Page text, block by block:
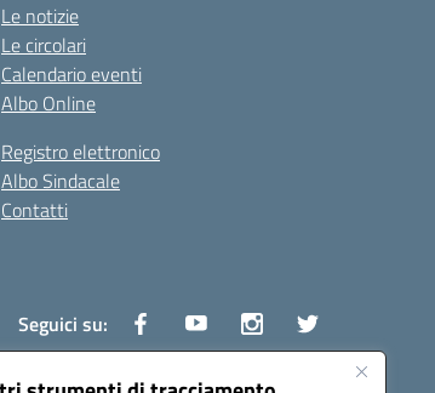
Le notizie
Le circolari
Calendario eventi
Albo Online
Registro elettronico
Albo Sindacale
Contatti
Seguici su: